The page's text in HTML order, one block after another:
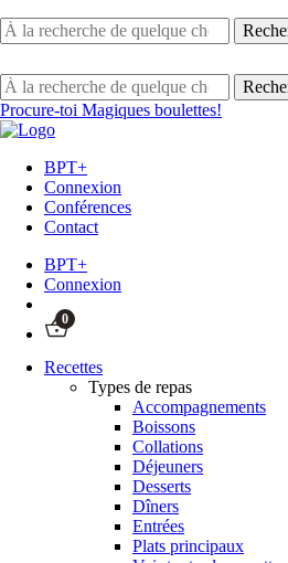
Procure-toi Magiques boulettes!
BPT+
Connexion
Conférences
Contact
BPT+
Connexion
0
Recettes
Types de repas
Accompagnements
Boissons
Collations
Déjeuners
Desserts
Dîners
Entrées
Plats principaux